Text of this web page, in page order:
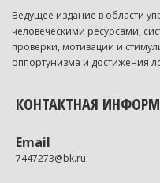
Ведущее издание в области
человеческими ресурсами,
проверки, мотивации и
оппортунизма и достижения
КОНТАКТНАЯ
Email
7447273@bk.ru